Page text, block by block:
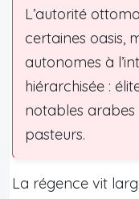
L’autorité
certaines oasis,
autonomes à
hiérarchisée :
notables
pasteurs.
La régence vit